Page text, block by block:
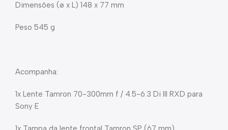
Dimensões (ø x L) 148 x 77 mm
Peso 545 g
Acompanha:
1x Lente Tamron 70-300mm f / 4.5-6.3 Di III RXD para
Sony E